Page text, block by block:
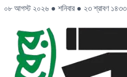
০৮ আগস্ট ২০২৬ ● শনিবার ● ২৩ শ্রাবণ ১৪৩৩